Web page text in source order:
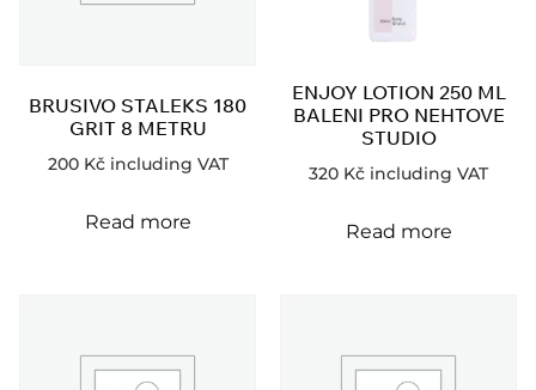
BRUSIVO STALEKS 180
GRIT 8 METRU
200 Kč including VAT
Read more
ENJOY LOTION 250 ML
BALENI PRO NEHTOVE
STUDIO
320 Kč including VAT
Read more